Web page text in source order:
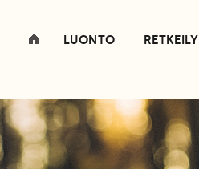
LUONTO RETKEILY